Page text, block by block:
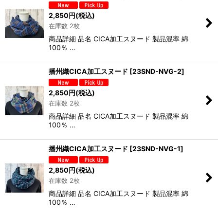
2,850円(税込)
在庫数 2枚
商品詳細 品名 CICA加工スヌード 製品混率 綿
100％ …
播州織CICA加工スヌード [23SND-NVG-2]
2,850円(税込)
在庫数 2枚
商品詳細 品名 CICA加工スヌード 製品混率 綿
100％ …
播州織CICA加工スヌード [23SND-NVG-1]
2,850円(税込)
在庫数 2枚
商品詳細 品名 CICA加工スヌード 製品混率 綿
100％ …